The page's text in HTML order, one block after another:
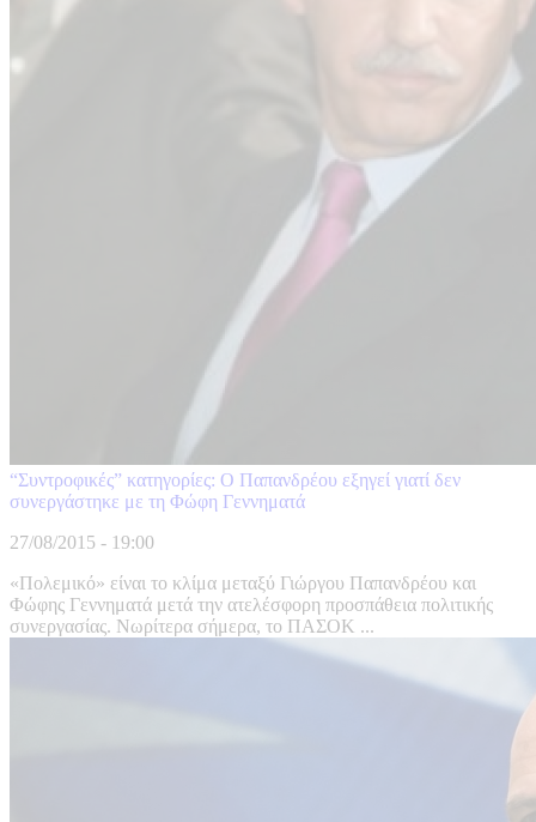
“Συντροφικές” κατηγορίες: Ο Παπανδρέου εξηγεί γιατί δεν
συνεργάστηκε με τη Φώφη Γεννηματά
27/08/2015 - 19:00
«Πολεμικό» είναι το κλίμα μεταξύ Γιώργου Παπανδρέου και
Φώφης Γεννηματά μετά την ατελέσφορη προσπάθεια πολιτικής
συνεργασίας. Νωρίτερα σήμερα, το ΠΑΣΟΚ ...